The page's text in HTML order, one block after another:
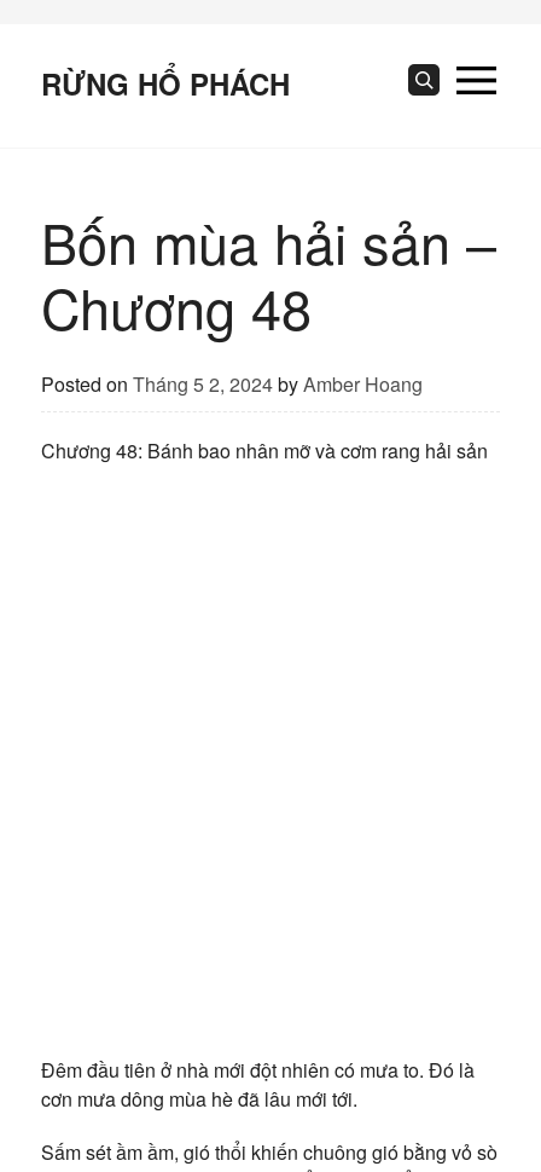
contentRỪNG HỔ PHÁCH Search
Bốn mùa hải sản –
Chương 48
Posted on Tháng 5 2, 2024byAmber Hoang
Chương 48: Bánh bao nhân mỡ và cơm rang hải sản
Đêm đầu tiên ở nhà mới đột nhiên có mưa to. Đó là
cơn mưa dông mùa hè đã lâu mới tới.
Sấm sét ầm ầm, gió thổi khiến chuông gió bằng vỏ sò